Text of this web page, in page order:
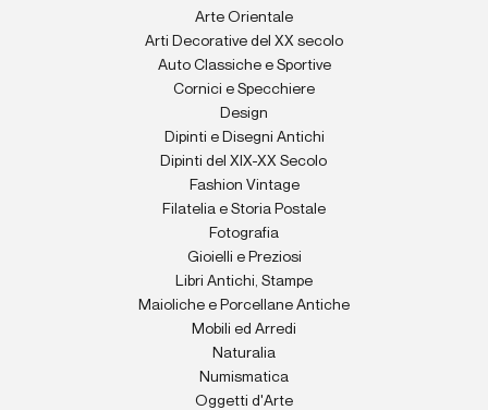
Arte Orientale
Arti Decorative del XX secolo
Auto Classiche e Sportive
Cornici e Specchiere
Design
Dipinti e Disegni Antichi
Dipinti del XIX-XX Secolo
Fashion Vintage
Filatelia e Storia Postale
Fotografia
Gioielli e Preziosi
Libri Antichi, Stampe
Maioliche e Porcellane Antiche
Mobili ed Arredi
Naturalia
Numismatica
Oggetti d'Arte